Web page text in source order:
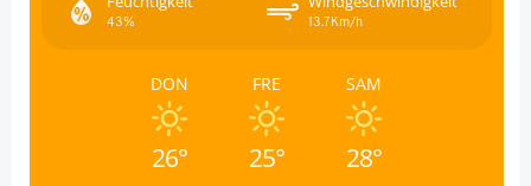
43% 13.7Km/h
DON
26°
FRE
25°
SAM
28°